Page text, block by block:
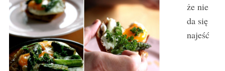
że nie
da się
najeść